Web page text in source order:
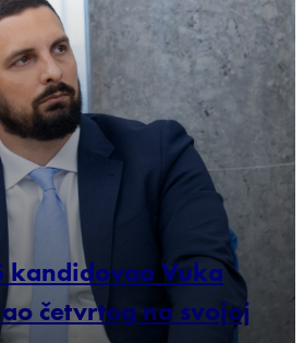
kandidovao Vuka
četvrtog na svojoj